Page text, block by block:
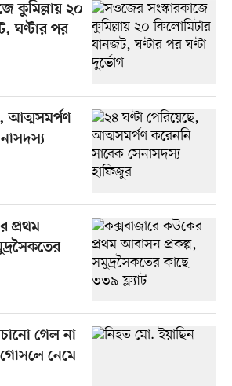
কুমিল্লায় ২০
ঘণ্টার পর
আত্মসমর্পণ
প্রথম
গেল না
গোসলে নেমে